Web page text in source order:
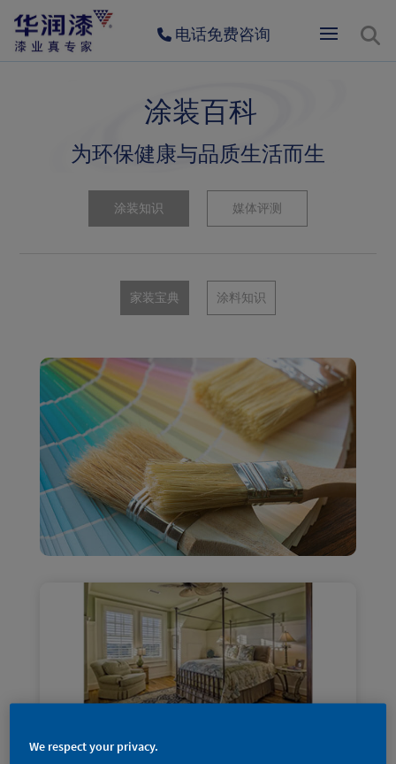
电话免费咨询
涂装百科
为环保健康与品质生活而生
涂装知识 媒体评测
家装宝典 涂料知识
We respect your privacy.